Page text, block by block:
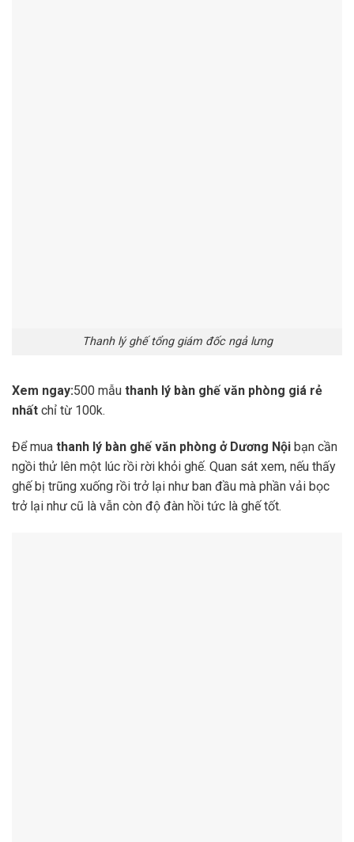
Thanh lý ghế tổng giám đốc ngả lưng
Xem ngay:500 mẫu thanh lý bàn ghế văn phòng giá rẻ
nhất chỉ từ 100k.
Để mua thanh lý bàn ghế văn phòng ở Dương Nội bạn cần
ngồi thử lên một lúc rồi rời khỏi ghế. Quan sát xem, nếu thấy
ghế bị trũng xuống rồi trở lại như ban đầu mà phần vải bọc
trở lại như cũ là vẫn còn độ đàn hồi tức là ghế tốt.